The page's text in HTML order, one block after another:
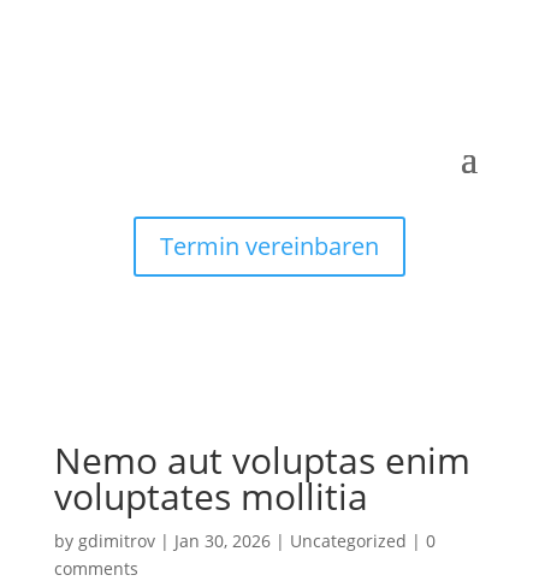
Termin vereinbaren
Nemo aut voluptas enim
voluptates mollitia
by gdimitrov| Jan 30, 2026| Uncategorized | 0
comments